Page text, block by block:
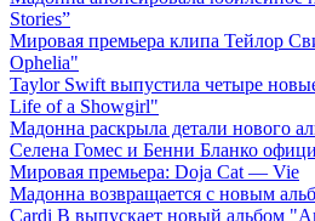
Stories”
Мировая премьера клипа Тейлор
Ophelia"
Taylor Swift выпустила четыре
Life of a Showgirl"
Мадонна раскрыла детали нового
Селена Гомес и Бенни Бланко
Мировая премьера: Doja Cat — Vie
Мадонна возвращается с новым
Cardi B выпускает новый альбом